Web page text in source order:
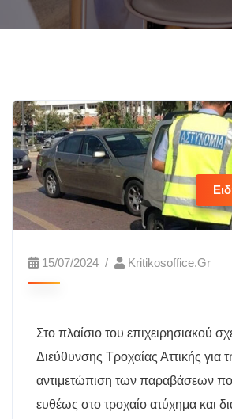
15/07/2024 Kritikosoffice.gr
Στο πλαίσιο του επιχειρησιακού
Διεύθυνσης Τροχαίας Αττικής για
αντιμετώπιση των παραβάσεων
ευθέως στο τροχαίο ατύχημα και